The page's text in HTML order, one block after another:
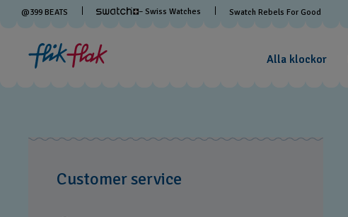
@399 BEATS – Swiss Watches Swatch Rebels For Good
Alla klockor
Customer service